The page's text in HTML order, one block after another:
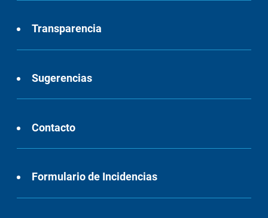
Transparencia
Sugerencias
Contacto
Formulario de Incidencias